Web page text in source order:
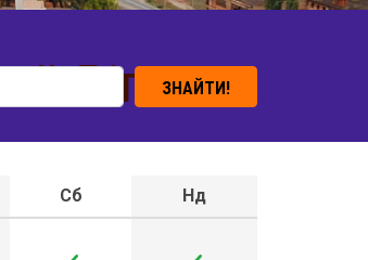
ЗНАЙТИ!
Ріг
Сб Нд